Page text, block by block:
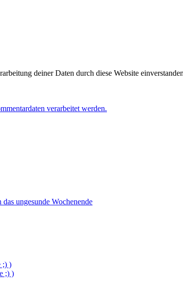
deiner Daten durch diese Website
verarbeitet werden.
ungesunde Wochenende
;) )
;) )